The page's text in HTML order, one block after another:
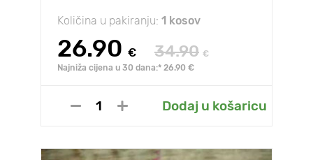
Količina u pakiranju: 1 kosov
26.90 € 34.90 €
Najniža cijena u 30 dana:* 26.90 €
Dodaj u košaricu